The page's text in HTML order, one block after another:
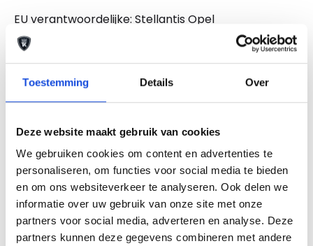
Toestemming Details Over
Deze website maakt gebruik van cookies
We gebruiken cookies om content en advertenties te
personaliseren, om functies voor social media te bieden
en om ons websiteverkeer te analyseren. Ook delen we
informatie over uw gebruik van onze site met onze
partners voor social media, adverteren en analyse. Deze
partners kunnen deze gegevens combineren met andere
EU verantwoordelijke: Stellantis Opel
Lemelerbergweg 12 1101 AJ Amsterdan, NL
De auto van uw keuze tegen een scherpe
doen meer. We bieden u de keuze uit een aantal
aanvullende dienstenpakketten. Zo meenemen kan
altijd, maar kiest u voor één van onze
afleverpakketten, dan weet u zeker dat u een auto
koopt waar zorg aan besteed is. Wij bieden u de
mogelijkheid te kiezen uit 2 afleverpakketten. En